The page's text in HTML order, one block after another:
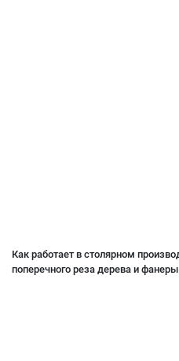
Как работает в столярном
поперечного реза дерева и